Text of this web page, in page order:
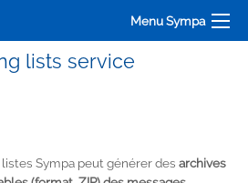
Menu Sympa
lists service
Sympa peut générer des archives